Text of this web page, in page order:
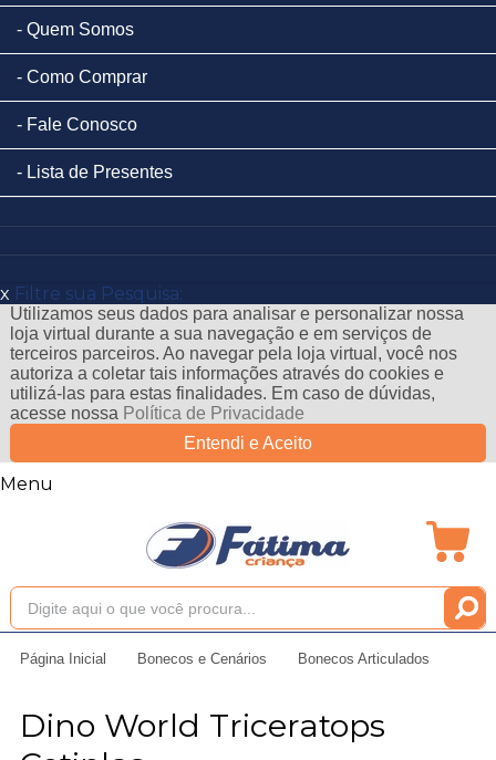
Quem Somos
Como Comprar
Fale Conosco
Lista de Presentes
x Filtre sua Pesquisa:
Utilizamos seus dados para analisar e personalizar nossa
loja virtual durante a sua navegação e em serviços de
terceiros parceiros. Ao navegar pela loja virtual, você nos
autoriza a coletar tais informações através do cookies e
utilizá-las para estas finalidades. Em caso de dúvidas,
acesse nossa Política de Privacidade
Entendi e Aceito
Menu
Página Inicial Bonecos e Cenários Bonecos Articulados
Dino World Triceratops